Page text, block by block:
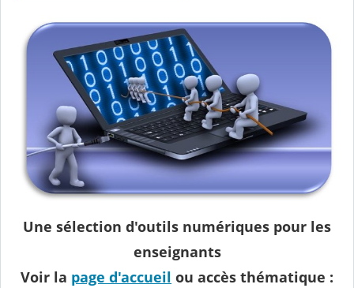
Une sélection d'outils numériques pour les
enseignants
Voir la page d'accueil ou accès thématique :